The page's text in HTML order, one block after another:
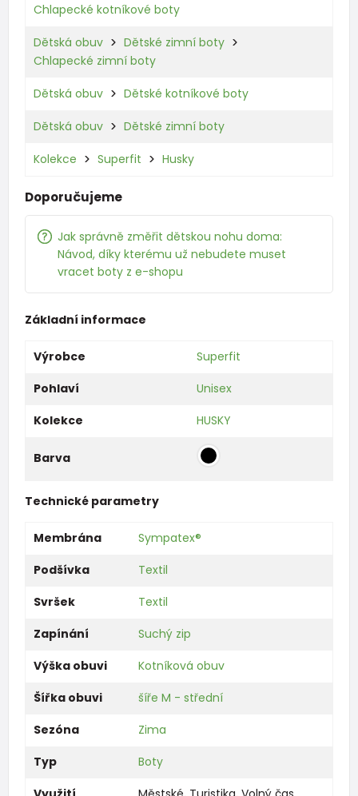
Chlapecké kotníkové boty
Dětská obuv
Dětské zimní boty
Chlapecké zimní boty
Dětská obuv Dětské kotníkové boty
Dětská obuv Dětské zimní boty
Kolekce Superfit Husky
Doporučujeme
Jak správně změřit dětskou nohu doma:
Návod, díky kterému už nebudete muset
vracet boty z e-shopu
Základní informace
Výrobce
Superfit
Pohlaví
Unisex
Kolekce
HUSKY
Barva
Technické parametry
Membrána
Sympatex®
Podšívka
Textil
Svršek
Textil
Zapínání
Suchý zip
Výška obuvi
Kotníková obuv
Šířka obuvi
šíře M - střední
Sezóna
Zima
Typ
Boty